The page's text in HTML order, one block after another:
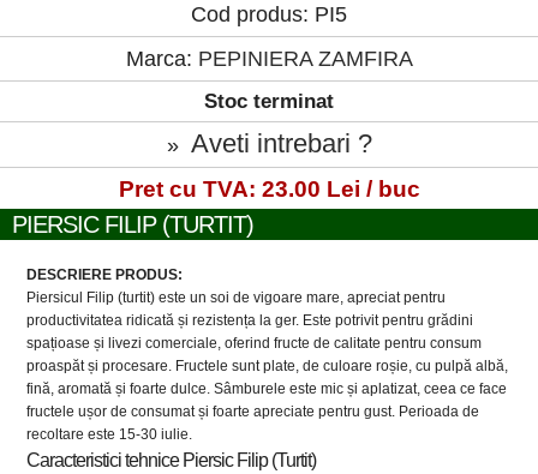
Cod produs: PI5
Marca: PEPINIERA ZAMFIRA
Stoc terminat
» Aveti intrebari ?
Pret cu TVA: 23.00 Lei / buc
PIERSIC FILIP (TURTIT)
DESCRIERE PRODUS:
Piersicul Filip (turtit) este un soi de vigoare mare, apreciat pentru
productivitatea ridicată și rezistența la ger. Este potrivit pentru grădini
spațioase și livezi comerciale, oferind fructe de calitate pentru consum
proaspăt și procesare. Fructele sunt plate, de culoare roșie, cu pulpă albă,
fină, aromată și foarte dulce. Sâmburele este mic și aplatizat, ceea ce face
fructele ușor de consumat și foarte apreciate pentru gust. Perioada de
recoltare este 15-30 iulie.
Caracteristici tehnice Piersic Filip (Turtit)